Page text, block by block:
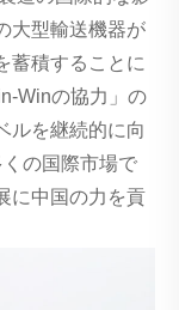
大型輸送機器が
蓄積することに
Winの協力」の
ルを継続的に向
の国際市場で
に中国の力を貢